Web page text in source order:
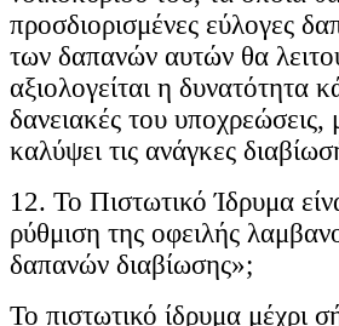
προσδιορισμένες εύλογες
των δαπανών αυτών θα
αξιολογείται η δυνατότητα
δανειακές του
καλύψει τις ανάγκες
12. Το Πιστωτικό Ίδρυμα
ρύθμιση της οφειλής
δαπανών διαβίωσης»;
Το πιστωτικό ίδρυμα μέχρι